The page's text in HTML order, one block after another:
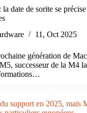
date de sorite se
11, Oct 2025
génération de
successeur de la M4